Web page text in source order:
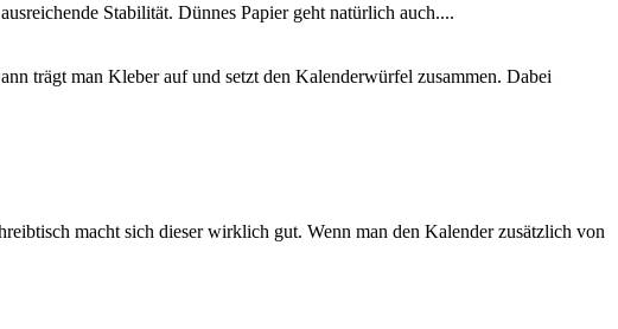
Stabilität. Dünnes Papier geht natürlich auch....
trägt man Kleber auf und setzt den Kalenderwürfel zusammen. Dabei
macht sich dieser wirklich gut. Wenn man den Kalender zusätzlich von